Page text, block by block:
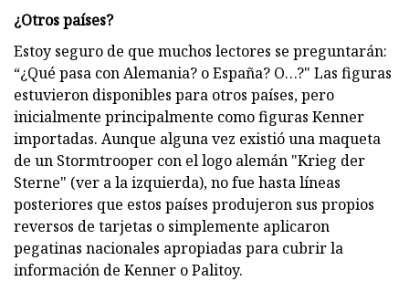
¿Otros países?
Estoy seguro de que muchos lectores se preguntarán:
“¿Qué pasa con Alemania? o España? O…?" Las figuras
estuvieron disponibles para otros países, pero
inicialmente principalmente como figuras Kenner
importadas. Aunque alguna vez existió una maqueta
de un Stormtrooper con el logo alemán "Krieg der
Sterne" (ver a la izquierda), no fue hasta líneas
posteriores que estos países produjeron sus propios
reversos de tarjetas o simplemente aplicaron
pegatinas nacionales apropiadas para cubrir la
información de Kenner o Palitoy.